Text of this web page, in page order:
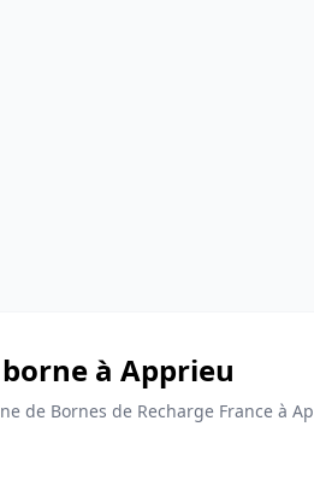
à Apprieu
de Bornes de Recharge France à